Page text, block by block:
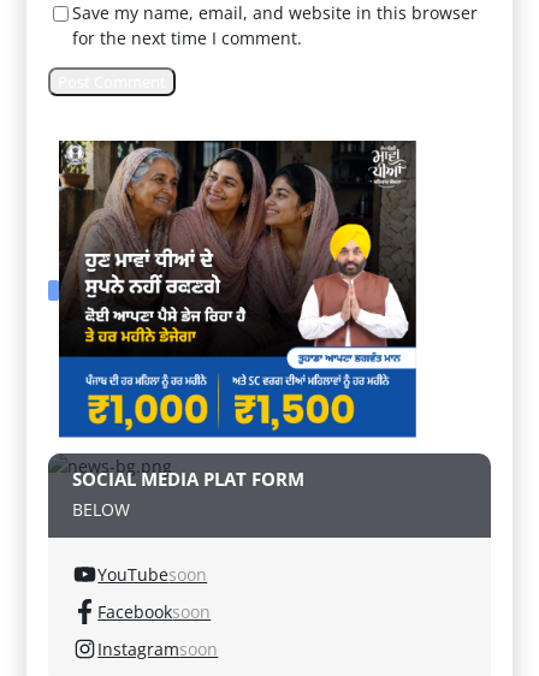
Save my name, email, and website in this browser
for the next time I comment.
SOCIAL MEDIA PLAT FORM
BELOW
YouTubesoon
Facebooksoon
Instagramsoon